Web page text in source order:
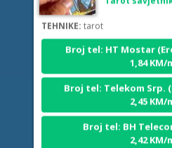
TEHNIKE:tarot
Broj tel: HT Mostar
1,84 KM/
Broj tel: Telekom Srp.
2,45 KM/
Broj tel: BH
2,42 KM/